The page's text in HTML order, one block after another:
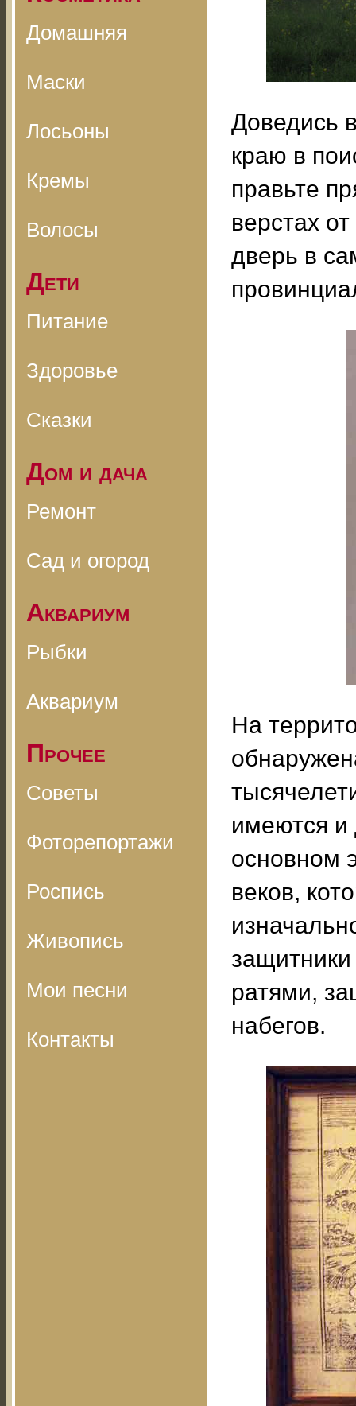
Домашняя
Маски
Лосьоны
Кремы
Волосы
Дети
Питание
Здоровье
Сказки
Дом и дача
Ремонт
Сад и огород
Аквариум
Рыбки
Аквариум
Прочее
Советы
Фоторепортажи
Роспись
Живопись
Мои песни
Контакты
Доведись
краю в
правьте
верстах
дверь в
На
имеются и
основном
веков,
ратями,
набегов.